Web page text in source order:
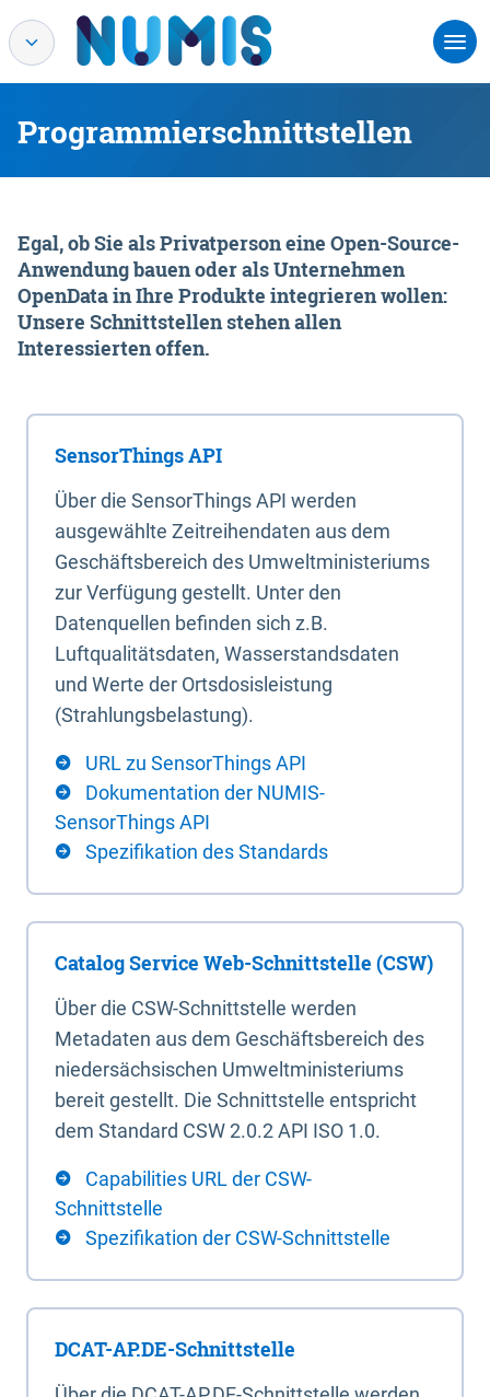
Programmierschnittstellen
Egal, ob Sie als Privatperson eine Open-Source-
Anwendung bauen oder als Unternehmen
OpenData in Ihre Produkte integrieren wollen:
Unsere Schnittstellen stehen allen
Interessierten offen.
SensorThings API
Über die SensorThings API werden
ausgewählte Zeitreihendaten aus dem
Geschäftsbereich des Umweltministeriums
zur Verfügung gestellt. Unter den
Datenquellen befinden sich z.B.
Luftqualitätsdaten, Wasserstandsdaten
und Werte der Ortsdosisleistung
(Strahlungsbelastung).
URL zu SensorThings API
Dokumentation der NUMIS-
SensorThings API
Spezifikation des Standards
Catalog Service Web-Schnittstelle (CSW)
Über die CSW-Schnittstelle werden
Metadaten aus dem Geschäftsbereich des
niedersächsischen Umweltministeriums
bereit gestellt. Die Schnittstelle entspricht
dem Standard CSW 2.0.2 API ISO 1.0.
Capabilities URL der CSW-
Schnittstelle
Spezifikation der CSW-Schnittstelle
DCAT-AP.DE-Schnittstelle